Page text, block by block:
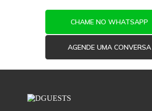
CHAME NO WHATSAPP
AGENDE UMA CONVERSA